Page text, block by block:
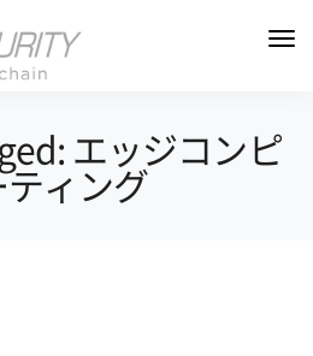
エッジコンピ
ティング